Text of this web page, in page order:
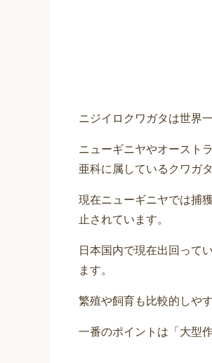
ニジイロクワガタは世界
ニューギニヤやオースト
亜科に属しているクワガタ
現在ニューギニヤでは捕
止されています。
日本国内で現在出回って
ます。
繁殖や飼育も比較的しや
一番のポイントは「大型